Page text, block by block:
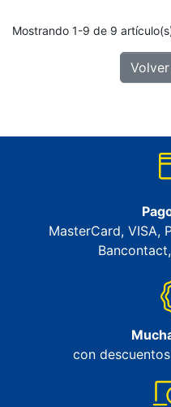
Mostrando 1-9 de 9
MasterCard, VISA,
con